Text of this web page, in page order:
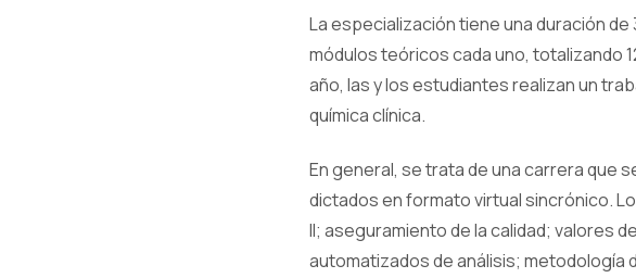
La especialización tiene una duración
módulos teóricos cada uno, totalizando
año, las y los estudiantes realizan un
química clínica.
En general, se trata de una carrera que
dictados en formato virtual sincrónico.
II; aseguramiento de la calidad; valores
automatizados de análisis; metodología